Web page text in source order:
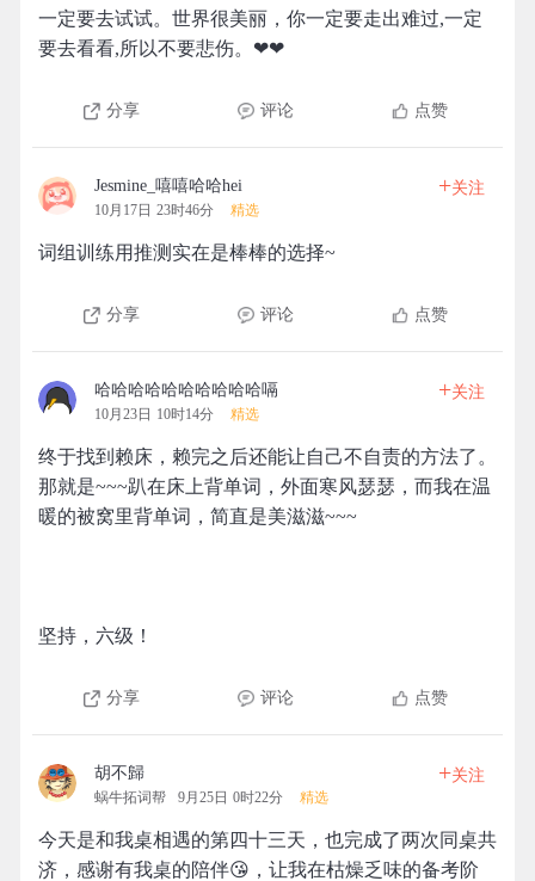
一定要去试试。世界很美丽，你一定要走出难过,一定
要去看看,所以不要悲伤。❤❤
分享 评论 点赞
Jesmine_嘻嘻哈哈hei
10月17日 23时46分 精选
+关注
词组训练用推测实在是棒棒的选择~
分享 评论 点赞
哈哈哈哈哈哈哈哈哈哈嗝
10月23日 10时14分 精选
+关注
终于找到赖床，赖完之后还能让自己不自责的方法了。
那就是~~~趴在床上背单词，外面寒风瑟瑟，而我在温
暖的被窝里背单词，简直是美滋滋~~~
坚持，六级！
分享 评论 点赞
胡不歸
蜗牛拓词帮 9月25日 0时22分 精选
+关注
今天是和我桌相遇的第四十三天，也完成了两次同桌共
济，感谢有我桌的陪伴😘，让我在枯燥乏味的备考阶